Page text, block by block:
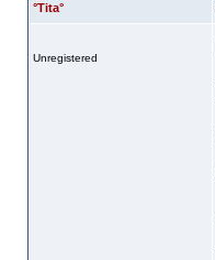
°Tita°
Unregistered